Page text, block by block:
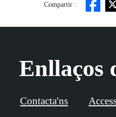
Compartir :
Contacta'ns